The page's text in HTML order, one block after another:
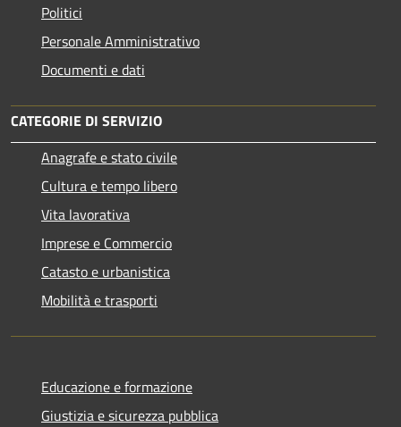
Politici
Personale Amministrativo
Documenti e dati
CATEGORIE DI SERVIZIO
Anagrafe e stato civile
Cultura e tempo libero
Vita lavorativa
Imprese e Commercio
Catasto e urbanistica
Mobilità e trasporti
Educazione e formazione
Giustizia e sicurezza pubblica